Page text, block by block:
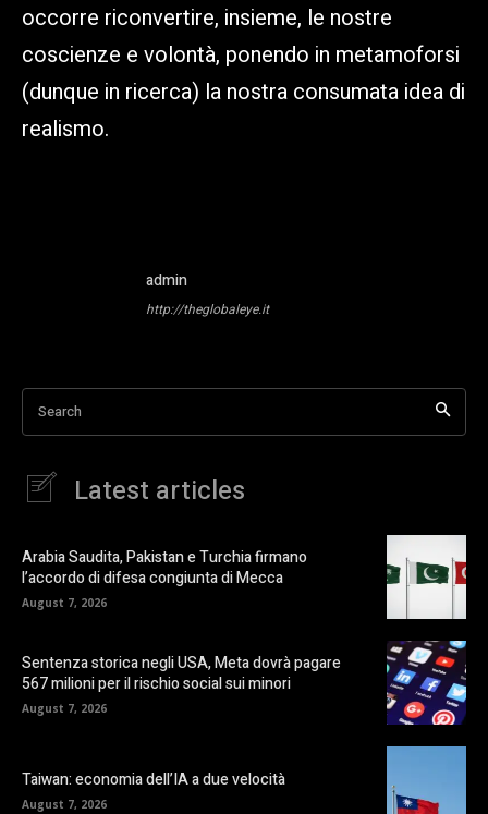
occorre riconvertire, insieme, le nostre
coscienze e volontà, ponendo in metamoforsi
(dunque in ricerca) la nostra consumata idea di
realismo.
admin
http://theglobaleye.it
Search
Latest articles
Arabia Saudita, Pakistan e Turchia firmano
l’accordo di difesa congiunta di Mecca
August 7, 2026
Sentenza storica negli USA, Meta dovrà pagare
567 milioni per il rischio social sui minori
August 7, 2026
Taiwan: economia dell’IA a due velocità
August 7, 2026